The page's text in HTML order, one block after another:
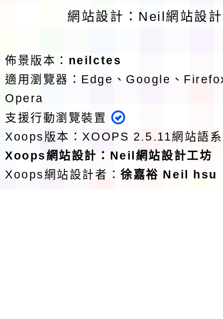
網站設計：Neil網站設
佈景版本： neilctes
適用瀏覽器：Edge、Google、
Opera
支援行動瀏覽裝置
Xoops版本：XOOPS 2.5.11網站語
Xoops網站設計 ： Neil網站設計工坊
Xoops網站設計者：徐嘉裕 Neil hsu